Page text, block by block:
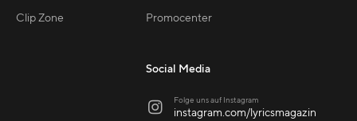
Clip Zone
Promocenter
Social Media
 Folge uns auf Instagram
instagram.com/lyricsmagazin